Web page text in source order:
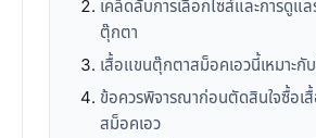
เคล็ดลับการเลือกไซส์และการดูแ
ตุ๊กตา
เสื้อแขนตุ๊กตาสม็อคเอวนี้เหมาะกั
ข้อควรพิจารณาก่อนตัดสินใจซื้อเ
สม็อคเอว